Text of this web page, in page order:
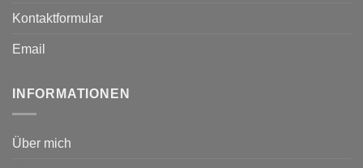
Kontaktformular
Email
INFORMATIONEN
Über mich